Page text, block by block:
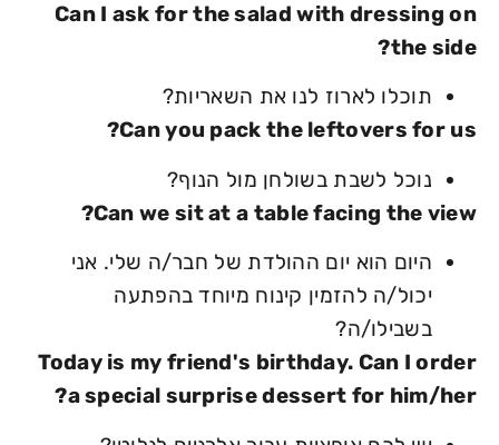
Can I ask for the salad with dressing on
the side?
תוכלו לארוז לנו את השאריות?
Can you pack the leftovers for us?
נוכל לשבת בשולחן מול הנוף?
Can we sit at a table facing the view?
היום הוא יום ההולדת של חבר/ה שלי. אני
יכול/ה להזמין קינוח מיוחד בהפתעה
בשבילו/ה?
Today is my friend's birthday. Can I order
a special surprise dessert for him/her?